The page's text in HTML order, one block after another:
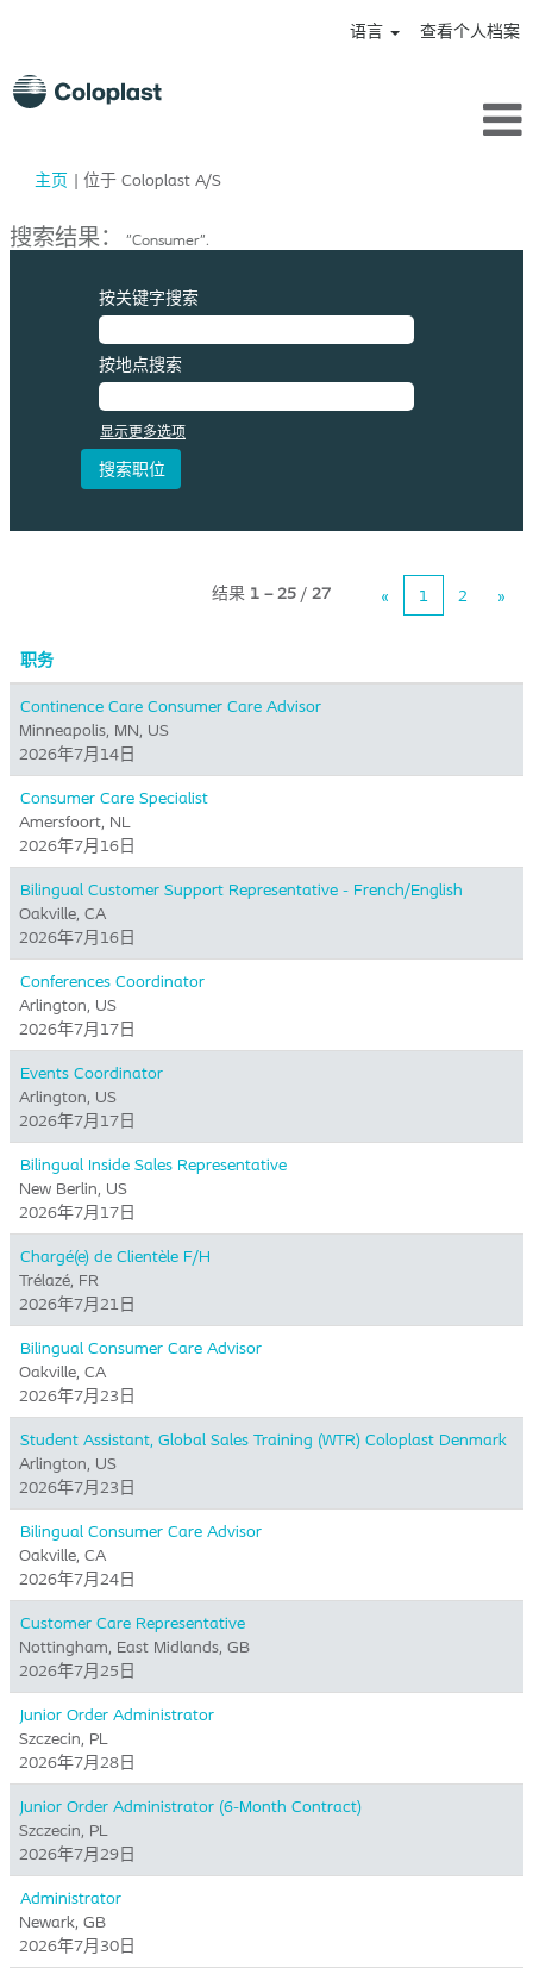
语言 查看个人档案
主页 | 位于 Coloplast A/S（当
面）
搜索结果： "Consumer".
按关键字搜索
按地点搜索
显示更多选项
结果 1 – 25 / 27 « 1 2 »
职务
Continence Care Consumer Care Advisor
Minneapolis, MN, US
2026年7月14日
Consumer Care Specialist
Amersfoort, NL
2026年7月16日
Bilingual Customer Support Representative - French/English
Oakville, CA
2026年7月16日
Conferences Coordinator
Arlington, US
2026年7月17日
Events Coordinator
Arlington, US
2026年7月17日
Bilingual Inside Sales Representative
New Berlin, US
2026年7月17日
Chargé(e) de Clientèle F/H
Trélazé, FR
2026年7月21日
Bilingual Consumer Care Advisor
Oakville, CA
2026年7月23日
Student Assistant, Global Sales Training (WTR) Coloplast Denmark
Arlington, US
2026年7月23日
Bilingual Consumer Care Advisor
Oakville, CA
2026年7月24日
Customer Care Representative
Nottingham, East Midlands, GB
2026年7月25日
Junior Order Administrator
Szczecin, PL
2026年7月28日
Junior Order Administrator (6-Month Contract)
Szczecin, PL
2026年7月29日
Administrator
Newark, GB
2026年7月30日